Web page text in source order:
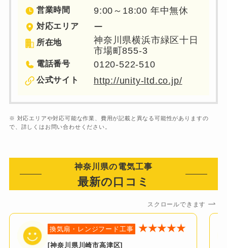
営業時間 9:00～18:00 年中無休
対応エリア ー
所在地
神奈川県横浜市緑区十日
市場町855-3
電話番号 0120-522-510
公式サイト http://unity-ltd.co.jp/
※ 対応エリアや対応可能な作業、費用が記載と異なる可能性がありますの
で、詳しくはお問い合わせください。
神奈川県の電気工事
最新の口コミ
スクロールできます
換気扇・レンジフード工事 ★★★★★
[神奈川県川崎市高津区]